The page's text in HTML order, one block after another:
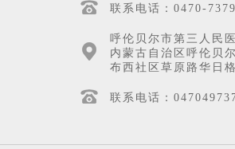
联系电话：0470-
呼伦贝尔市第三人民
内蒙古自治区呼伦贝
布西社区草原路华日
联系电话：